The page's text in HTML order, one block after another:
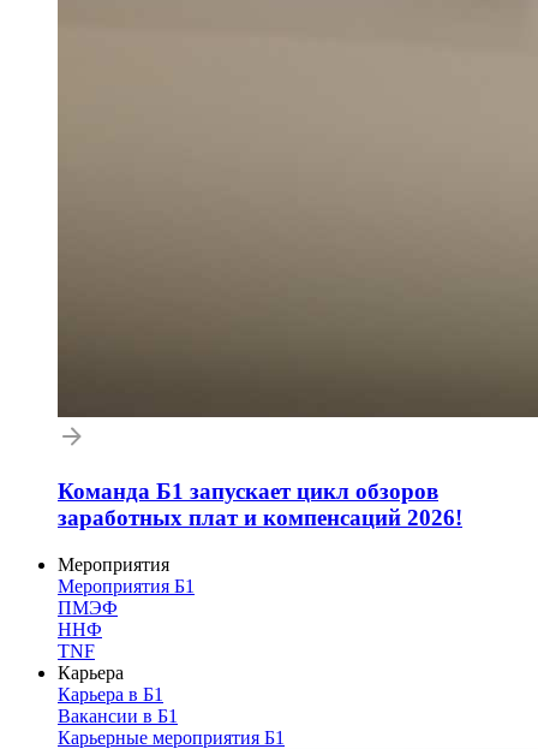
Команда Б1 запускает цикл обзоров
заработных плат и компенсаций 2026!
Мероприятия
Мероприятия Б1
ПМЭФ
ННФ
TNF
Карьера
Карьера в Б1
Вакансии в Б1
Карьерные мероприятия Б1